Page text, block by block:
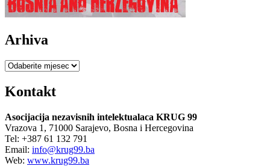
Arhiva
Arhiva
Kontakt
Asocijacija nezavisnih intelektualaca KRUG 99
Vrazova 1, 71000 Sarajevo, Bosna i Hercegovina
Tel: +387 61 132 791
Email: info@krug99.ba
Web: www.krug99.ba